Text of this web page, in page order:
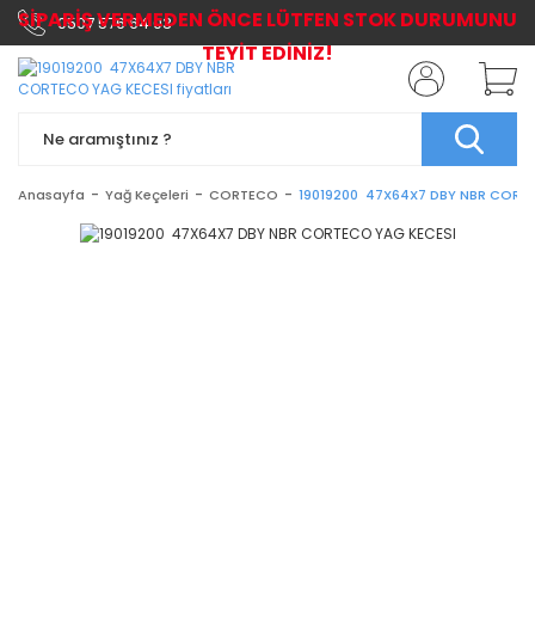
0507 576 64 03
Anasayfa Yağ Keçeleri CORTECO 19019200 47X64X7 DBY NBR
SİPARİŞ VERMEDEN ÖNCE LÜTFEN STOK DURUMUNU
TEYİT EDİNİZ!